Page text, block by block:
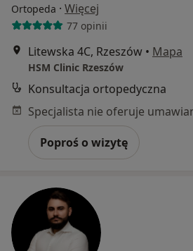
Ortopeda · Więcej
77 opinii
Litewska 4C, Rzeszów • Mapa
HSM Clinic Rzeszów
Konsultacja ortopedyczna
Poproś o wizytę